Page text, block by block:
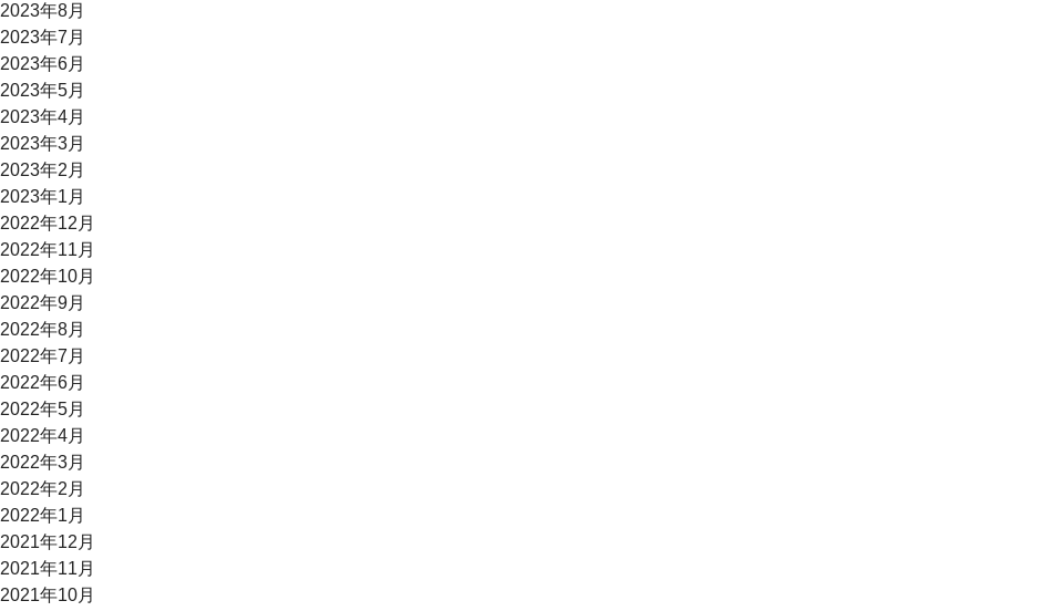
2023年8月
2023年7月
2023年6月
2023年5月
2023年4月
2023年3月
2023年2月
2023年1月
2022年12月
2022年11月
2022年10月
2022年9月
2022年8月
2022年7月
2022年6月
2022年5月
2022年4月
2022年3月
2022年2月
2022年1月
2021年12月
2021年11月
2021年10月